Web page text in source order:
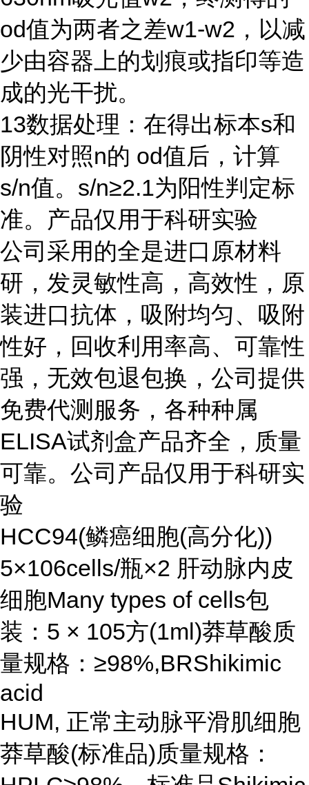
od值为两者之差w1-w2 ，以减
少由容器上的划痕或指印等造
成的光干扰。
13数据处理：在得出标本s和
阴性对照n的 od值后，计算
s/n值。 s/n≥2.1为阳性判定标
准。产品仅用于科研实验
公司采用的全是进口原材料
研，发灵敏性高，高效性，原
装进口抗体，吸附均匀、吸附
性好，回收利用率高、可靠性
强，无效包退包换，公司提供
免费代测服务，各种种属
ELISA试剂盒产品齐全，质量
可靠。公司产品仅用于科研实
验
HCC94(鳞癌细胞(高分化))
5×106cells/瓶×2 肝动脉内皮
细胞Many types of cells包
装：5 × 105方(1ml)莽草酸质
量规格：≥98%,BRShikimic
acid
HUM, 正常主动脉平滑肌细胞
莽草酸(标准品)质量规格：